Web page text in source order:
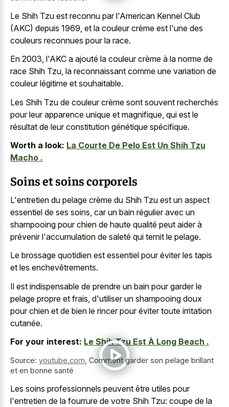
Le Shih Tzu est reconnu par l'American Kennel Club
(AKC) depuis 1969, et la couleur crème est l'une des
couleurs reconnues pour la race.
En 2003, l'AKC a ajouté la couleur crème à la norme de
race Shih Tzu, la reconnaissant comme une variation de
couleur légitime et souhaitable.
Les Shih Tzu de couleur crème sont souvent recherchés
pour leur apparence unique et magnifique, qui est le
résultat de leur constitution génétique spécifique.
Worth a look: La Courte De Pelo Est Un Shih Tzu
Macho .
Soins et soins corporels
L'entretien du pelage crème du Shih Tzu est un aspect
essentiel de ses soins, car un bain régulier avec un
shampooing pour chien de haute qualité peut aider à
prévenir l'accumulation de saleté qui ternit le pelage.
Le brossage quotidien est essentiel pour éviter les tapis
et les enchevêtrements.
Il est indispensable de prendre un bain pour garder le
pelage propre et frais, d'utiliser un shampooing doux
pour chien et de bien le rincer pour éviter toute irritation
cutanée.
For your interest: Le Shih Tzu Est À Long Beach .
Source: youtube.com Comment garder son pelage brillant
et en bonne santé
Les soins professionnels peuvent être utiles pour
l'entretien de la fourrure de votre Shih Tzu: coupe de la